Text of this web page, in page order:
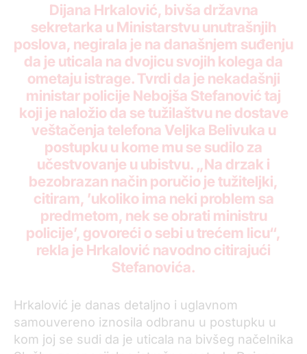
Dijana Hrkalović, bivša državna
sekretarka u Ministarstvu unutrašnjih
poslova, negirala je na današnjem suđenju
da je uticala na dvojicu svojih kolega da
ometaju istrage. Tvrdi da je nekadašnji
ministar policije Nebojša Stefanović taj
koji je naložio da se tužilaštvu ne dostave
veštačenja telefona Veljka Belivuka u
postupku u kome mu se sudilo za
učestvovanje u ubistvu. „Na drzak i
bezobrazan način poručio je tužiteljki,
citiram, ’ukoliko ima neki problem sa
predmetom, nek se obrati ministru
policije’, govoreći o sebi u trećem licu“,
rekla je Hrkalović navodno citirajući
Stefanovića.
Hrkalović je danas detaljno i uglavnom
samouvereno iznosila odbranu u postupku u
kom joj se sudi da je uticala na bivšeg načelnika